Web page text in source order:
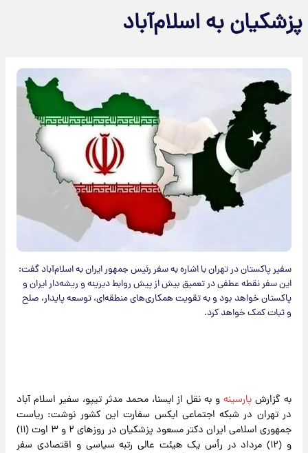
پزشکیان به اسلام‌آباد
سفیر پاکستان در تهران با اشاره به سفر رئیس جمهور ایران به اسلام‌آباد گفت:
این سفر نقطه عطفی در تعمیق بیش از پیش روابط دیرینه و ریشه‌دار ایران و
پاکستان خواهد بود و به تقویت همکاری‌های منطقه‌ای، توسعه پایدار، صلح
و ثبات کمک خواهد کرد.
به گزارش پارسینهو به نقل از ایسنا، محمد مدثر تیپو، سفیر اسلام آباد
در تهران در شبکه اجتماعی ایکس سفارت این کشور نوشت: ریاست
جمهوری اسلامی ایران دکتر مسعود پزشکیان در روزهای ۲ و ۳ اوت (۱۱)
و (۱۲) مرداد در رأس یک هیئت عالی رتبه سیاسی و اقتصادی سفر